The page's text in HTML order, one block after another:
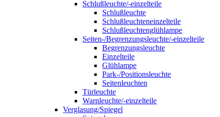
Schlußleuchte/-einzelteile
Schlußleuchte
Schlußleuchteneinzelteile
Schlußleuchtenglühlampe
Seiten-/Begrenzungsleuchte/-einzelteile
Begrenzungsleuchte
Einzelteile
Glühlampe
Park-/Positionsleuchte
Seitenleuchten
Türleuchte
Warnleuchte/-einzelteile
Verglasung/Spiegel